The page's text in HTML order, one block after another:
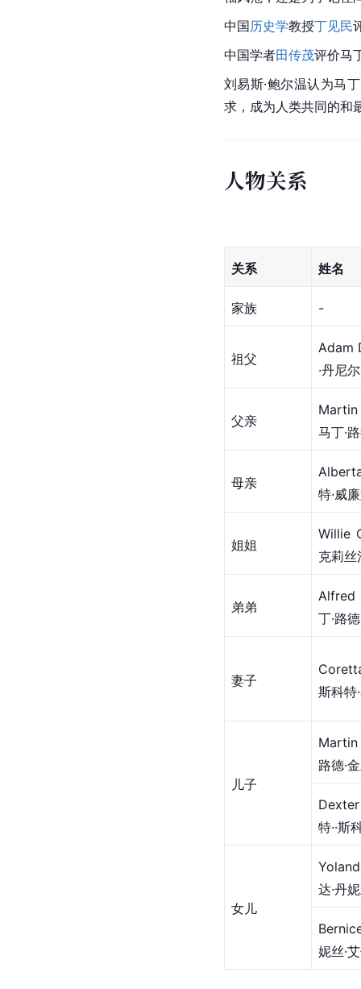
中国历史学教授丁见民
中国学者田传茂评价马
刘易斯·鲍尔温认为马
求，成为人类共同的和
人物关系
关系 姓名
家族 -
祖父
Adam
·丹尼
父亲
Martin
马丁·
母亲
特·威
姐姐
Willie
克莉丝
弟弟
Alfred
丁·路
妻子
斯科特
儿子
Martin
路德·
特··斯
女儿
达·丹
妮丝·